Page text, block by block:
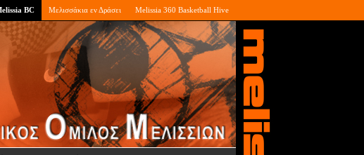
BC Μελισσάκια εν Δράσει Melissia 360 Basketball Hive